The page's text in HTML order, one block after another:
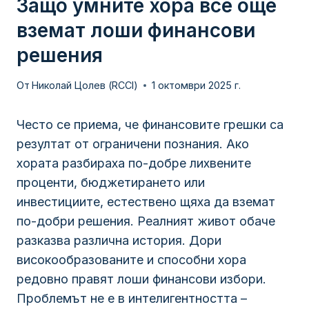
Защо умните хора все още
вземат лоши финансови
решения
От Николай Цолев (RCCI) 1 октомври 2025 г.
Често се приема, че финансовите грешки са
резултат от ограничени познания. Ако
хората разбираха по-добре лихвените
проценти, бюджетирането или
инвестициите, естествено щяха да вземат
по-добри решения. Реалният живот обаче
разказва различна история. Дори
високообразованите и способни хора
редовно правят лоши финансови избори.
Проблемът не е в интелигентността –